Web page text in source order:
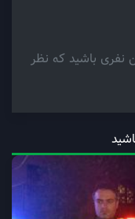
باشید که نظر